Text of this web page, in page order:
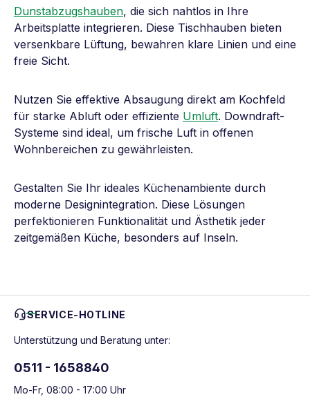
Dunstabzugshauben, die sich nahtlos in Ihre
Arbeitsplatte integrieren. Diese Tischhauben bieten
versenkbare Lüftung, bewahren klare Linien und eine
freie Sicht.
Nutzen Sie effektive Absaugung direkt am Kochfeld
für starke Abluft oder effiziente Umluft. Downdraft-
Systeme sind ideal, um frische Luft in offenen
Wohnbereichen zu gewährleisten.
Gestalten Sie Ihr ideales Küchenambiente durch
moderne Designintegration. Diese Lösungen
perfektionieren Funktionalität und Ästhetik jeder
zeitgemäßen Küche, besonders auf Inseln.
SERVICE-HOTLINE
Unterstützung und Beratung unter:
0511 - 1658840
Mo-Fr, 08:00 - 17:00 Uhr